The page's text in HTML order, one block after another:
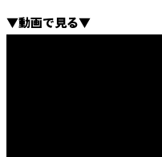
▼動画で見る▼